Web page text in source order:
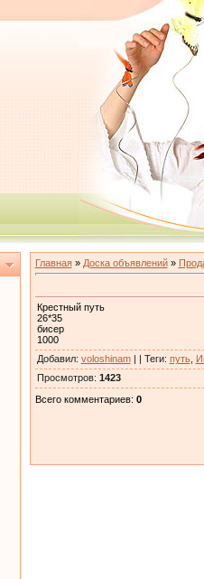
Главная» Доска объявлений»
Крестный путь
26*35
бисер
1000
Добавил: voloshinam| | Теги: путь,
Просмотров: 1423
Всего комментариев: 0